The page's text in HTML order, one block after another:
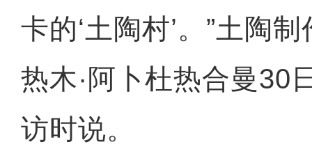
卡的‘土陶村’。”土陶
热木·阿卜杜热合曼30
访时说。